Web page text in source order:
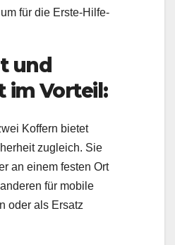
für die Erste-Hilfe-
und
im Vorteil:
Koffern bietet
zugleich. Sie
an einem festen Ort
für mobile
oder als Ersatz